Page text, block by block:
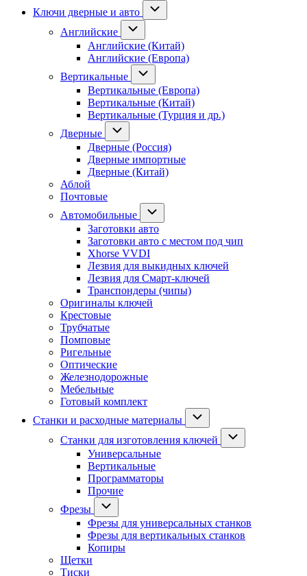
Ключи дверные и авто
Английские
Английские (Китай)
Английские (Европа)
Вертикальные
Вертикальные (Европа)
Вертикальные (Китай)
Вертикальные (Турция и др.)
Дверные
Дверные (Россия)
Дверные импортные
Дверные (Китай)
Аблой
Почтовые
Автомобильные
Заготовки авто
Заготовки авто с местом под чип
Xhorse VVDI
Лезвия для выкидных ключей
Лезвия для Смарт-ключей
Транспондеры (чипы)
Оригиналы ключей
Крестовые
Трубчатые
Помповые
Ригельные
Оптические
Железнодорожные
Мебельные
Готовый комплект
Станки и расходные материалы
Станки для изготовления ключей
Универсальные
Вертикальные
Программаторы
Прочие
Фрезы
Фрезы для универсальных станков
Фрезы для вертикальных станков
Копиры
Щетки
Тиски